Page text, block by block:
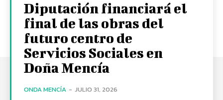
Diputación financiará el
final de las obras del
futuro centro de
Servicios Sociales en
Doña Mencía
ONDA MENCÍA - JULIO 31, 2026